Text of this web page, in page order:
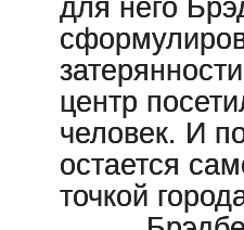
для него
центр
человек. И
остается
точкой